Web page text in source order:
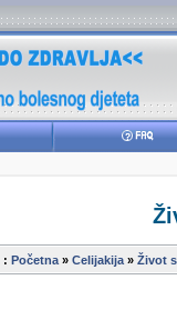
: Početna » Celijakija » Život